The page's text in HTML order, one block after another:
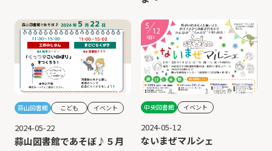
蒜山図書館 こども イベント
2024-05-22
蒜山図書館であそぼ♪５月
中央図書館 イベント
2024-05-12
ないまぜマルシェ